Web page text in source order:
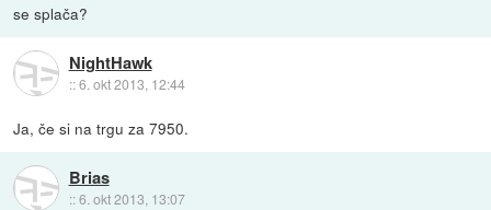
se splača?
NightHawk
::6. okt 2013, 12:44
Ja, če si na trgu za 7950.
Brias
::6. okt 2013, 13:07